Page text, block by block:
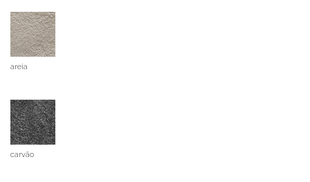
areia
carvão